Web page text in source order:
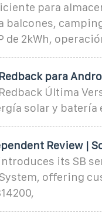
para
balcones,
de 2kWh,
para
Última
solar y batería
Review |
its SB
offering